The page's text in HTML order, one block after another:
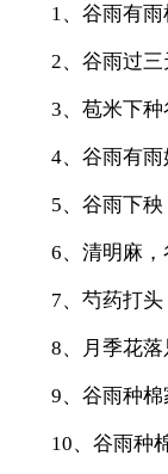
1、谷雨有雨
2、谷雨过三
3、苞米下种
4、谷雨有雨
5、谷雨下秧
6、清明麻，
7、芍药打头
8、月季花落
9、谷雨种棉
10、谷雨种